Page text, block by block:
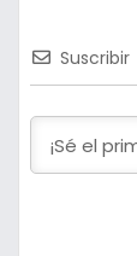
Suscribir